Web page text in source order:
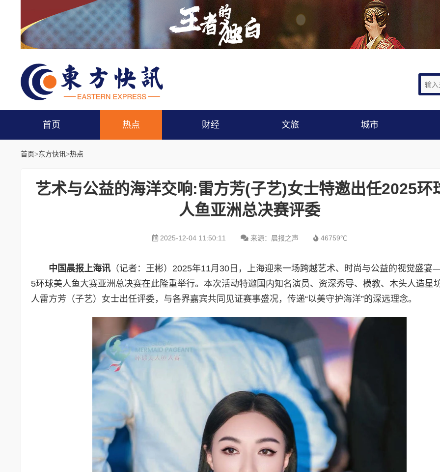
首页 热点 财经 文旅 城市
首页>东方快讯>热点
艺术与公益的海洋交响:雷方芳(子艺)女士特邀出任2025环
人鱼亚洲总决赛评委
2025-12-04 11:50:11 来源：晨报之声 46759℃
中国晨报上海讯 （记者：王彬）2025年11月30日，上海迎来一场跨越艺术、时尚与公益的视觉盛
5环球美人鱼大赛亚洲总决赛在此隆重举行。本次活动特邀国内知名演员、资深秀导、模教、木头人造星
人雷方芳（子艺）女士出任评委，与各界嘉宾共同见证赛事盛况，传递“以美守护海洋”的深远理念。